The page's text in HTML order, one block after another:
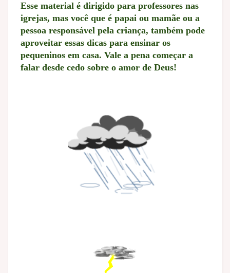
Esse material é dirigido para professores nas
igrejas, mas você que é papai ou mamãe ou a
pessoa responsável pela criança, também pode
aproveitar essas dicas para ensinar os
pequeninos em casa. Vale a pena começar a
falar desde cedo sobre o amor de Deus!